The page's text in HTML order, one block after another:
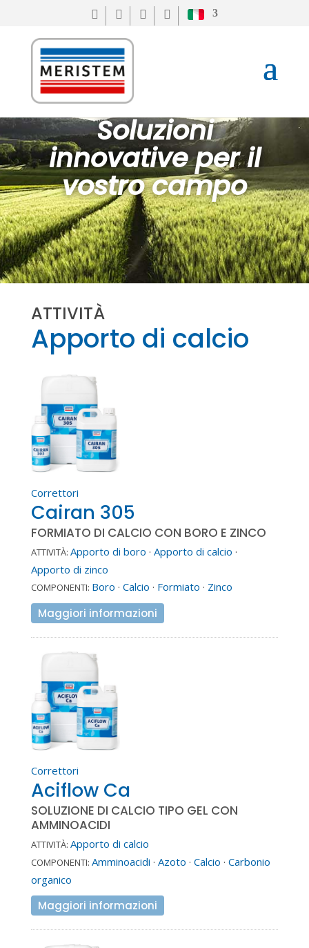
   
Soluzioni
innovative per il
vostro campo
ATTIVITÀ
Apporto di calcio
Correttori
Cairan 305
FORMIATO DI CALCIO CON BORO E ZINCO
ATTIVITÀ: Apporto di boro · Apporto di calcio ·
Apporto di zinco
COMPONENTI: Boro · Calcio · Formiato · Zinco
Maggiori informazioni
Correttori
Aciflow Ca
SOLUZIONE DI CALCIO TIPO GEL CON
AMMINOACIDI
ATTIVITÀ: Apporto di calcio
COMPONENTI: Amminoacidi · Azoto · Calcio · Carbonio
organico
Maggiori informazioni